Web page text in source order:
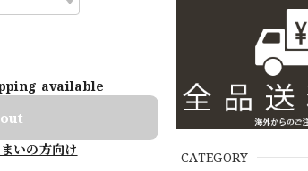
CATEGORY
available
いの方向け